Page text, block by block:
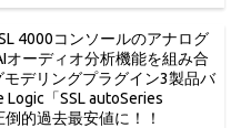
4000コンソールのアナログ
オーディオ分析機能を組み合
デリングプラグイン3製品バ
Logic「SSL autoSeries
的過去最安値に！！